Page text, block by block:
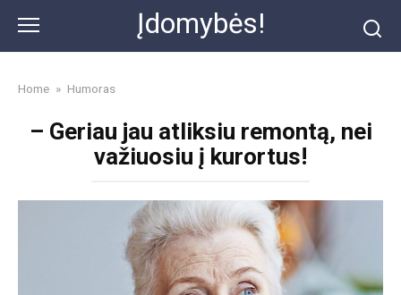
content
Įdomybės!
Home » Humoras
– Geriau jau atliksiu remontą, nei
važiuosiu į kurortus!